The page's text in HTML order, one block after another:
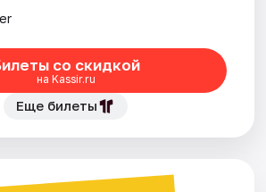
со скидкой
на Kassir.ru
Еще билеты